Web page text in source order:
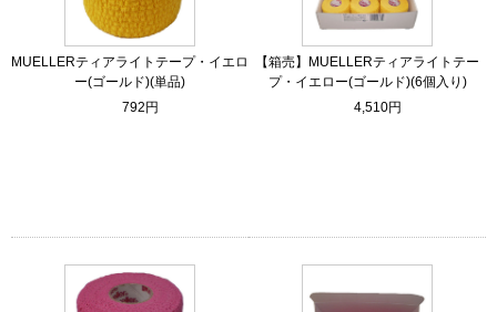
MUELLERティアライトテープ・イエロ
ー(ゴールド)(単品)
792円
【箱売】MUELLERティアライトテー
プ・イエロー(ゴールド)(6個入り)
4,510円